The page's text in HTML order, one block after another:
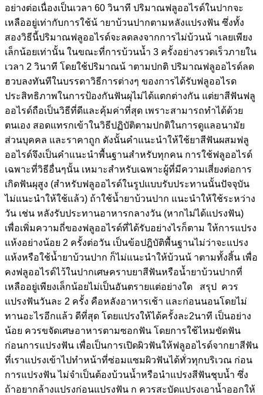
อย่างต่อเนื่องเป็นเวลา 60 วินาที ปริมาณฟลูออไรด์ในปากจะ
เหลืออยู่เท่ากับการใช้น้ ายาบ้วนปากตามหลังแปรงฟัน ซึ่งทั้ง
สองวิธีนี้ปริมาณฟลูออไรด์จะลดลงจากการไม่บ้วนน้ าเลยเพียง
เล็กน้อยเท่านั้น ในขณะที่การบ้วนน้ำ 3 ครั้งอย่างรวดเร็วภายใน
เวลา 2 วินาที โดยใช้ปริมาณน้ าตามปกติ ปริมาณฟลูออไรด์ลด
ฮวบลงทันทีในบรรดาวิธีการต่างๆ ของการได้รับฟลูออไรด
ประสิทธิภาพในการป้องกันฟันผุไม่ได้แตกต่างกัน แต่ยาสีฟันฟลู
ออไรด์ถือเป็นวิธีที่ดีและคุ้มค่าที่สุด เพราะสามารถทำได้ด้วย
ตนเอง สอดแทรกเข้าในวิธีปฏิบัติตามปกติในการดูแลอนามัย
ส่วนบุคคล และราคาถูก ดังนั้นคำแนะนำให้ใช้ยาสีฟันผสมฟลู
ออไรด์จึงเป็นคำแนะนำพื้นฐานสำหรับทุกคน การใช้ฟลูออไรด์
เฉพาะที่วิธีอื่นๆนั้น เหมาะสำหรับเฉพาะผู้ที่มีความเสี่ยงต่อการ
เกิดฟันผุสูง (สำหรับฟลูออไรด์ในรูปแบบรับประทานนั้นปัจจุบัน
ไม่แนะนำให้ใช้แล้ว) ถ้าใช้น้ำยาบ้วนปาก แนะนำให้ใช้ระหว่าง
วัน เช่น หลังรับประทานอาหารกลางวัน (หากไม่ได้แปรงฟัน)
เพื่อเพิ่มความถี่ของฟลูออไรด์ที่ได้รับอย่างไรก็ตาม ให้การแปรง
แห้งอย่างน้อย 2 ครั้งต่อวัน เป็นข้อปฎิบัติพื้นฐานไม่ว่าจะแปรง
แห้งหรือใช้น้ำยาบ้วนปาก ก็ไม่แนะนำให้บ้วนน้ าตามทั้งสิ้น เพื่อ
คงฟลูออไรด์ไว้ในปากเศษคราบยาสีฟันหรือน้ำยาบ้วนปากที่
เหลืออยู่เพียงเล็กน้อยไม่เป็นอันตรายแต่อย่างใด สรุป ควร
แปรงฟันวันละ 2 ครั้ง คือหลังอาหารเช้า และก่อนนอนโดยไม่
ทานอะไรอีกแล้ว ดีที่สุด โดยแปรงให้ได้ครั้งละ2นาที เป็นอย่าง
น้อย ควรขจัดเศษอาหารตามซอกฟัน โดยการใช้ไหมขัดฟัน
ก่อนการแปรงฟัน เพื่อเป็นการเปิดผิวฟันให้ฟลูออไรด์จากยาสีฟัน
ที่เราแปรงเข้าไปทำหน้าที่ซ่อมแซมผิวฟันได้ทั่วทุกบริเวณ ก่อน
การแปรงฟัน ไม่จำเป็นต้องบ้วนน้ำหรือนำแปรงสีฟันชุบน้ำ ซึ่ง
ถ้าอยากล้างแปรงก่อนแปรงฟัน ก ควรสะบัดแปรงเอาน้ำออกให้